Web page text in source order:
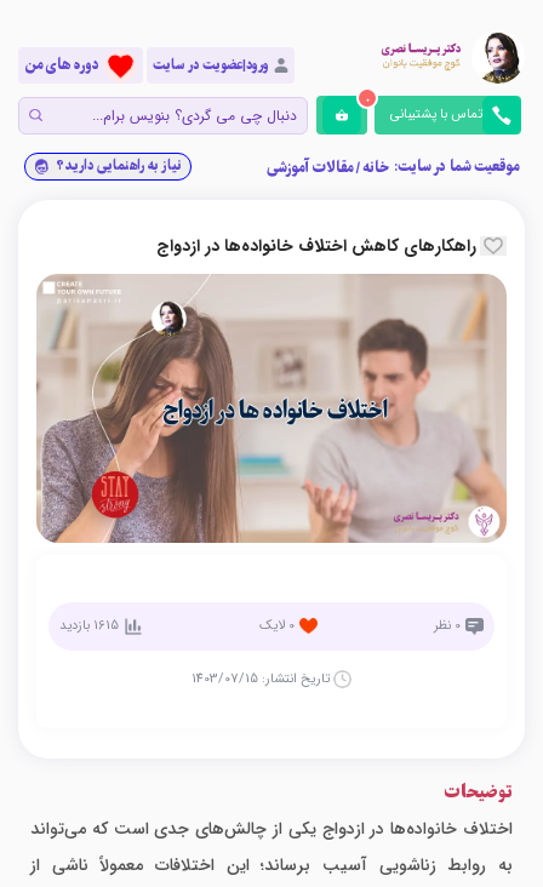
ورود|عضویت در سایت دوره های من
تماس با پشتیبانی
0
موقعیت شما در سایت: خانه/مقالات آموزشی نیاز به راهنمایی دارید؟
راهکارهای کاهش اختلاف خانواده‌ها در ازدواج
0 نظر 0 لایک 1615 بازدید
تاریخ انتشار: 1403/07/15
توضیحات
اختلاف خانواده‌ها در ازدواج یکی از چالش‌های جدی است که می‌تواند
به روابط زناشویی آسیب برساند؛ این اختلافات معمولاً ناشی از